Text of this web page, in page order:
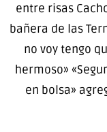
entre risas
bañera de las
no voy tengo
hermoso»
en bolsa»